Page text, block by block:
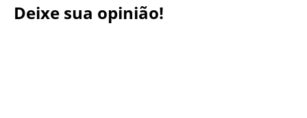
Deixe sua opinião!